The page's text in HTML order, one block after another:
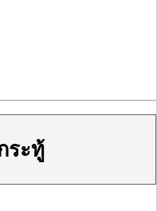
ห้ามขาย-เตือนภัยผู้
ระทู้